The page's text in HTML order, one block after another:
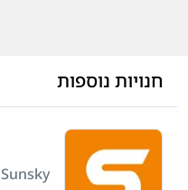
חנויות נוספות
Sunsky